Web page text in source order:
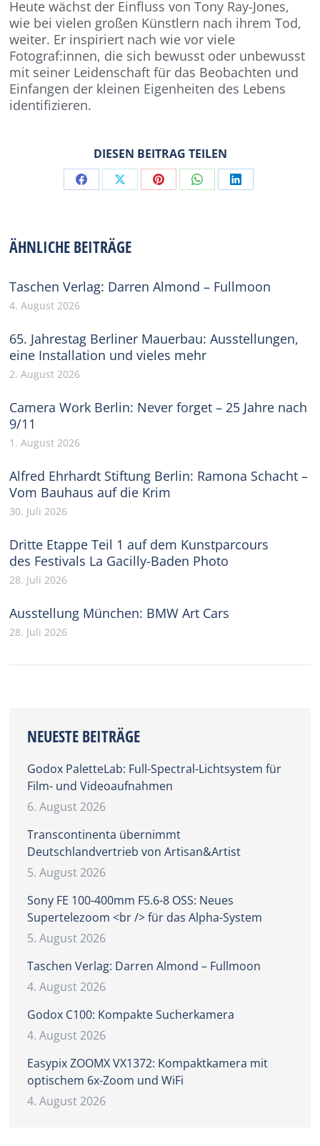
Heute wächst der Einfluss von Tony Ray-Jones,
wie bei vielen großen Künstlern nach ihrem Tod,
weiter. Er inspiriert nach wie vor viele
Fotograf:innen, die sich bewusst oder unbewusst
mit seiner Leidenschaft für das Beobachten und
Einfangen der kleinen Eigenheiten des Lebens
identifizieren.
DIESEN BEITRAG TEILEN
Share Share Share Share Share
ÄHNLICHE BEITRÄGE
Taschen Verlag: Darren Almond – Fullmoon
4. August 2026
65. Jahrestag Berliner Mauerbau: Ausstellungen,
eine Installation und vieles mehr
2. August 2026
Camera Work Berlin: Never forget – 25 Jahre nach
9/11
1. August 2026
Alfred Ehrhardt Stiftung Berlin: Ramona Schacht –
Vom Bauhaus auf die Krim
30. Juli 2026
Dritte Etappe Teil 1 auf dem Kunstparcours
des Festivals La Gacilly-Baden Photo
28. Juli 2026
Ausstellung München: BMW Art Cars
28. Juli 2026
NEUESTE BEITRÄGE
Godox PaletteLab: Full-Spectral-Lichtsystem für
Film- und Videoaufnahmen
6. August 2026
Transcontinenta übernimmt
Deutschlandvertrieb von Artisan&Artist
5. August 2026
Sony FE 100-400mm F5.6-8 OSS: Neues
Supertelezoom <br /> für das Alpha-System
5. August 2026
Taschen Verlag: Darren Almond – Fullmoon
4. August 2026
Godox C100: Kompakte Sucherkamera
4. August 2026
Easypix ZOOMX VX1372: Kompaktkamera mit
optischem 6x-Zoom und WiFi
4. August 2026